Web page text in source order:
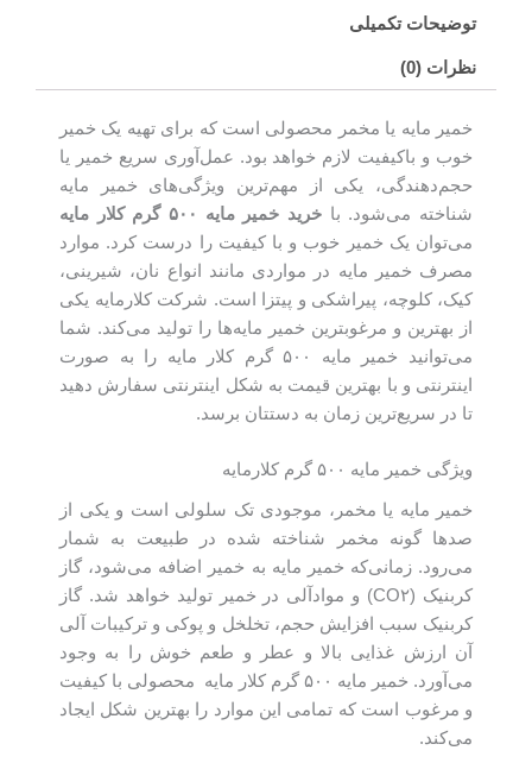
توضیحات تکمیلی
نظرات (0)
خمیر مایه یا مخمر محصولی است که برای تهیه یک خمیر
خوب و باکیفیت لازم خواهد بود. عمل‌آوری سریع خمیر یا
حجم‌دهندگی، یکی از مهم‌ترین ویژگی‌های خمیر مایه
شناخته می‌شود. با خرید خمیر مایه ۵۰۰ گرم کلار مایه
می‌توان یک خمیر خوب و با کیفیت را درست کرد. موارد
مصرف خمیر مایه در مواردی مانند انواع نان، شیرینی،
کیک، کلوچه، پیراشکی و پیتزا است. شرکت کلارمایه یکی
از بهترین و مرغوبترین خمیر مایه‌ها را تولید می‌کند. شما
می‌توانید خمیر مایه ۵۰۰ گرم کلار مایه را به صورت
اینترنتی و با بهترین قیمت به شکل اینترنتی سفارش دهید
تا در سریع‌ترین زمان به دستتان برسد.
ویژگی خمیر مایه ۵۰۰ گرم کلارمایه
خمیر مایه یا مخمر، موجودی تک سلولی است و یکی از
صدها گونه مخمر شناخته شده در طبیعت به شمار
می‌رود. زمانی‌که خمیر مایه به خمیر اضافه می‌شود، گاز
کربنیک (CO۲) و مواد‌آلی در خمیر تولید خواهد شد. گاز
کربنیک سبب افزایش حجم، تخلخل و پوکی و ترکیبات آلی
آن ارزش غذایی بالا و عطر و طعم خوش را به وجود
می‌آورد. خمیر مایه ۵۰۰ گرم کلار مایه محصولی با کیفیت
و مرغوب است که تمامی این موارد را بهترین شکل ایجاد
می‌کند.